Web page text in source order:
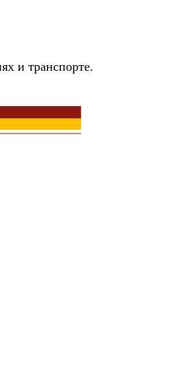
и транспорте.